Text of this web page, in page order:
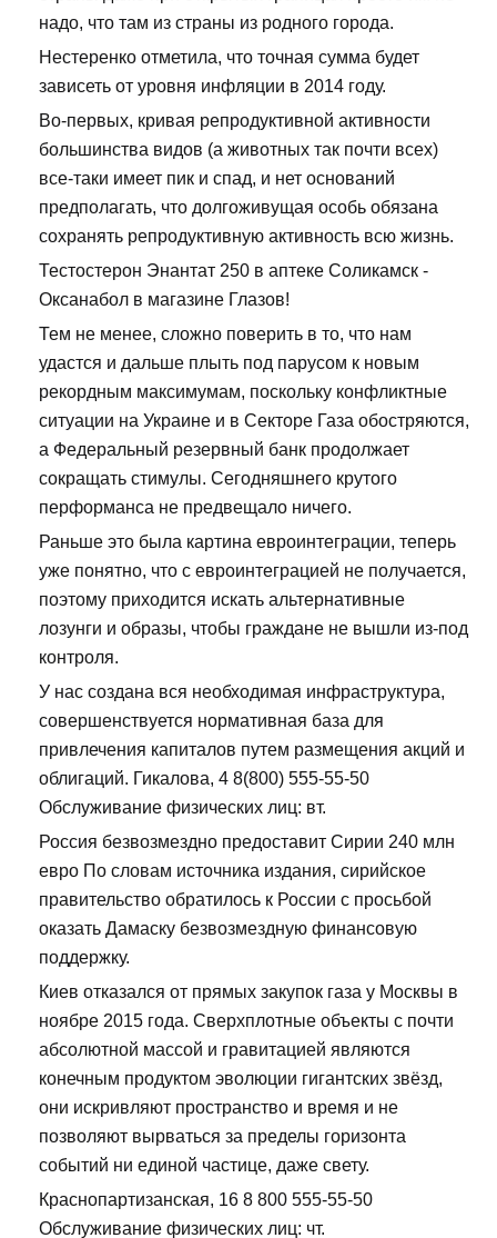
надо, что там из страны из родного города.
Нестеренко отметила, что точная сумма будет
зависеть от уровня инфляции в 2014 году.
Во-первых, кривая репродуктивной активности
большинства видов (а животных так почти всех)
все-таки имеет пик и спад, и нет оснований
предполагать, что долгоживущая особь обязана
сохранять репродуктивную активность всю жизнь.
Тестостерон Энантат 250 в аптеке Соликамск -
Оксанабол в магазине Глазов!
Тем не менее, сложно поверить в то, что нам
удастся и дальше плыть под парусом к новым
рекордным максимумам, поскольку конфликтные
ситуации на Украине и в Секторе Газа обостряются,
а Федеральный резервный банк продолжает
сокращать стимулы. Сегодняшнего крутого
перформанса не предвещало ничего.
Раньше это была картина евроинтеграции, теперь
уже понятно, что с евроинтеграцией не получается,
поэтому приходится искать альтернативные
лозунги и образы, чтобы граждане не вышли из-под
контроля.
У нас создана вся необходимая инфраструктура,
совершенствуется нормативная база для
привлечения капиталов путем размещения акций и
облигаций. Гикалова, 4 8(800) 555-55-50
Обслуживание физических лиц: вт.
Россия безвозмездно предоставит Сирии 240 млн
евро По словам источника издания, сирийское
правительство обратилось к России с просьбой
оказать Дамаску безвозмездную финансовую
поддержку.
Киев отказался от прямых закупок газа у Москвы в
ноябре 2015 года. Сверхплотные объекты с почти
абсолютной массой и гравитацией являются
конечным продуктом эволюции гигантских звёзд,
они искривляют пространство и время и не
позволяют вырваться за пределы горизонта
событий ни единой частице, даже свету.
Краснопартизанская, 16 8 800 555-55-50
Обслуживание физических лиц: чт.